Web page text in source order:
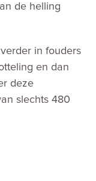
de helling
in fouders
en dan
deze
slechts 480